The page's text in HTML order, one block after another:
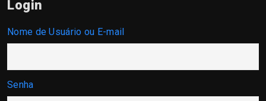
Login
Nome de Usuário ou E-mail
Senha